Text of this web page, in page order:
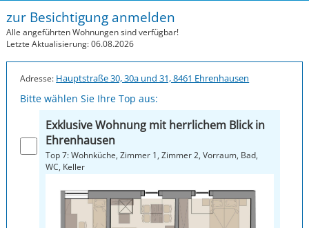
Susi-Sorglos Anlegerwohnungen
Impressum
zur Besichtigung anmelden
Alle angeführten Wohnungen sind verfügbar!
Letzte Aktualisierung: 06.08.2026
Adresse: Hauptstraße 30, 30a und 31, 8461 Ehrenhausen
Bitte wählen Sie Ihre Top aus:
Exklusive Wohnung mit herrlichem Blick in
Ehrenhausen
Top 7: Wohnküche, Zimmer 1, Zimmer 2, Vorraum, Bad,
WC, Keller